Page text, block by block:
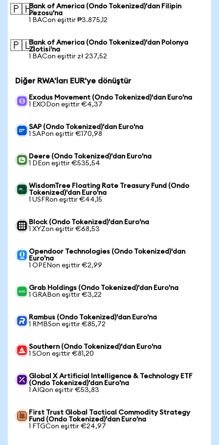
🇵🇭Bank of America (Ondo Tokenized)'dan Filipin
Pezosu'na
1 BACon eşittir ₱3.875,12
🇵🇱Bank of America (Ondo Tokenized)'dan Polonya
Zlotisi'na
1 BACon eşittir zł 237,52
Diğer RWA'ları EUR'ye dönüştür
Exodus Movement (Ondo Tokenized)'dan Euro'na
1 EXODon eşittir €4,37
SAP (Ondo Tokenized)'dan Euro'na
1 SAPon eşittir €170,98
Deere (Ondo Tokenized)'dan Euro'na
1 DEon eşittir €535,54
WisdomTree Floating Rate Treasury Fund (Ondo
Tokenized)'dan Euro'na
1 USFRon eşittir €44,15
Block (Ondo Tokenized)'dan Euro'na
1 XYZon eşittir €68,53
Opendoor Technologies (Ondo Tokenized)'dan
Euro'na
1 OPENon eşittir €2,99
Grab Holdings (Ondo Tokenized)'dan Euro'na
1 GRABon eşittir €3,22
Rambus (Ondo Tokenized)'dan Euro'na
1 RMBSon eşittir €85,72
Southern (Ondo Tokenized)'dan Euro'na
1 SOon eşittir €81,20
Global X Artificial Intelligence & Technology ETF
(Ondo Tokenized)'dan Euro'na
1 AIQon eşittir €53,83
First Trust Global Tactical Commodity Strategy
Fund (Ondo Tokenized)'dan Euro'na
1 FTGCon eşittir €24,97